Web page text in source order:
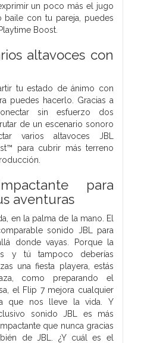
un poco más el jugo
con tu pareja, puedes
Boost.
altavoces con
tu estado de ánimo con
puedes hacerlo. Gracias a
sin esfuerzo dos
de un escenario sonoro
varios altavoces JBL
para cubrir más terreno
para
aventuras
en la palma de la mano. El
sonido JBL para
donde vayas. Porque la
y tú tampoco deberías
una fiesta playera, estás
como preparando el
el Flip 7 mejora cualquier
que nos lleve la vida. Y
sonido JBL es más
que nunca gracias
de JBL. ¿Y cuál es el